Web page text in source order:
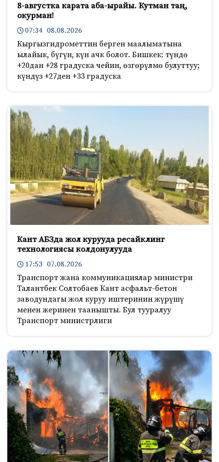
8-августка карата аба-ырайы. Кутман таң,
окурман!
07:34 08.08.2026
Кыргызгидрометтин берген маалыматына
ылайык, бүгүн, күн ачк болот. Бишкек: түндө
+20дан +28 градуска чейин, өзгөрүлмө булуттуу;
күндүз +27ден +33 градуска
Кант АБЗда жол курууда ресайклинг
технологиясы колдонулууда
17:53 07.08.2026
Транспорт жана коммуникациялар министри
Талантбек Солтобаев Кант асфальт-бетон
заводундагы жол куруу иштеринин жүрүшү
менен жеринен таанышты. Бул тууралуу
Транспорт министрлиги